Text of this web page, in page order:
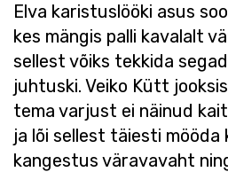
Elva karistuslööki asus
kes mängis palli kavalalt
sellest võiks tekkida
juhtuski. Veiko Kütt
tema varjust ei näinud
ja lõi sellest täiesti mööda
kangestus väravavaht